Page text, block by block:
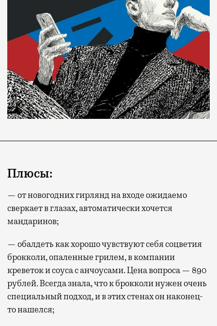
Плюсы:
— от новогодних гирлянд на входе ожидаемо
сверкает в глазах, автоматически хочется
мандаринов;
— обалдеть как хорошо чувствуют себя соцветия
брокколи, опаленные грилем, в компании
креветок и соуса с анчоусами. Цена вопроса — 890
рублей. Всегда знала, что к брокколи нужен очень
специальный подход, и в этих стенах он наконец-
то нашелся;